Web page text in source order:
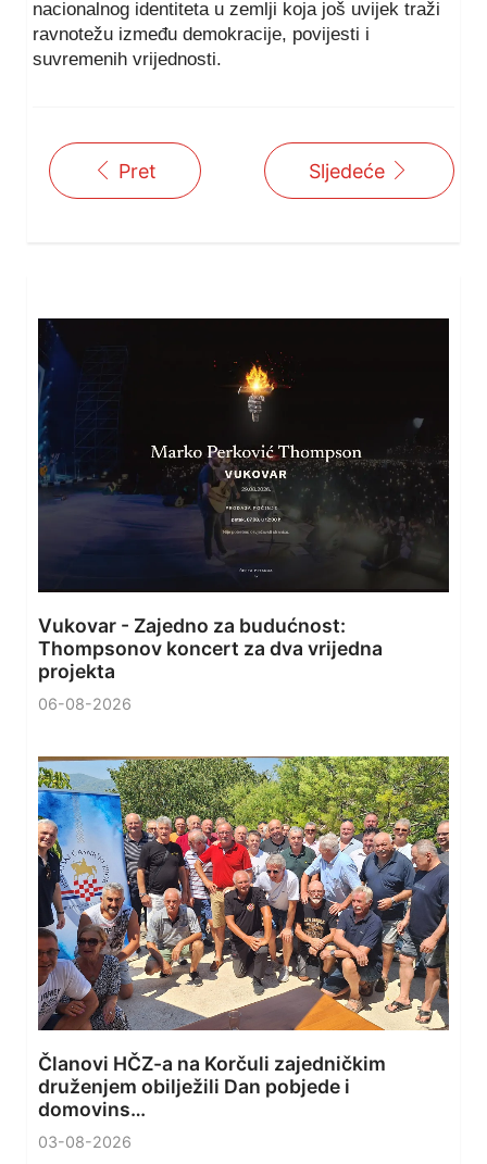
nacionalnog identiteta u zemlji koja još uvijek traži
ravnotežu između demokracije, povijesti i
suvremenih vrijednosti.
Pret Sljedeće
Vukovar - Zajedno za budućnost:
Thompsonov koncert za dva vrijedna
projekta
06-08-2026
Članovi HČZ-a na Korčuli zajedničkim
druženjem obilježili Dan pobjede i
domovins…
03-08-2026